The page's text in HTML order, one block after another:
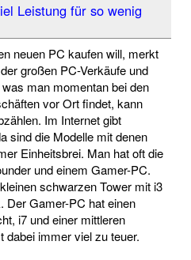
Leistung für so wenig
neuen PC kaufen will, merkt
großen PC-Verkäufe und
man momentan bei den
vor Ort findet, kann
Im Internet gibt
sind die Modelle mit denen
Einheitsbrei. Man hat oft die
und einem Gamer-PC.
schwarzen Tower mit i3
Der Gamer-PC hat einen
i7 und einer mittleren
immer viel zu teuer.